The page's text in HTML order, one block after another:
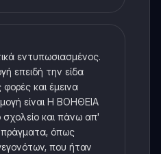
εντυπωσιασμένος.
επειδή την είδα
και έμεινα
είναι Η ΒΟΗΘΕΙΑ
σχολείο και πάνω απ'
όπως
που ήταν